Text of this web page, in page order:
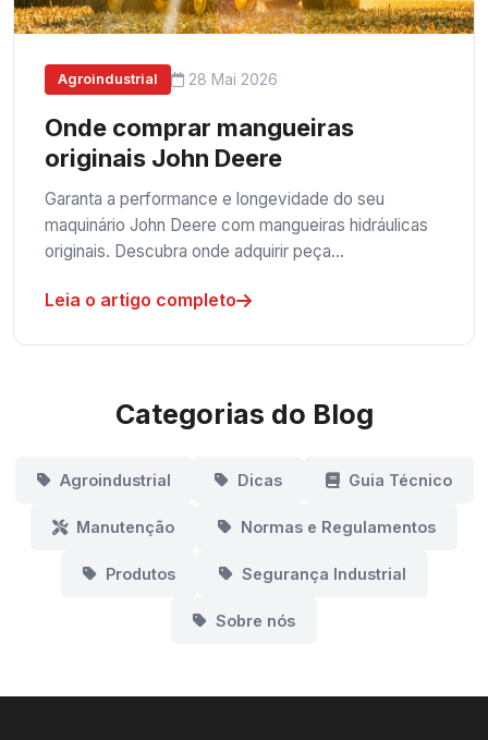
Agroindustrial 28 Mai 2026
Onde comprar mangueiras
originais John Deere
Garanta a performance e longevidade do seu
maquinário John Deere com mangueiras hidráulicas
originais. Descubra onde adquirir peça…
Leia o artigo completo
Categorias do Blog
Agroindustrial Dicas Guia Técnico
Manutenção Normas e Regulamentos
Produtos Segurança Industrial
Sobre nós